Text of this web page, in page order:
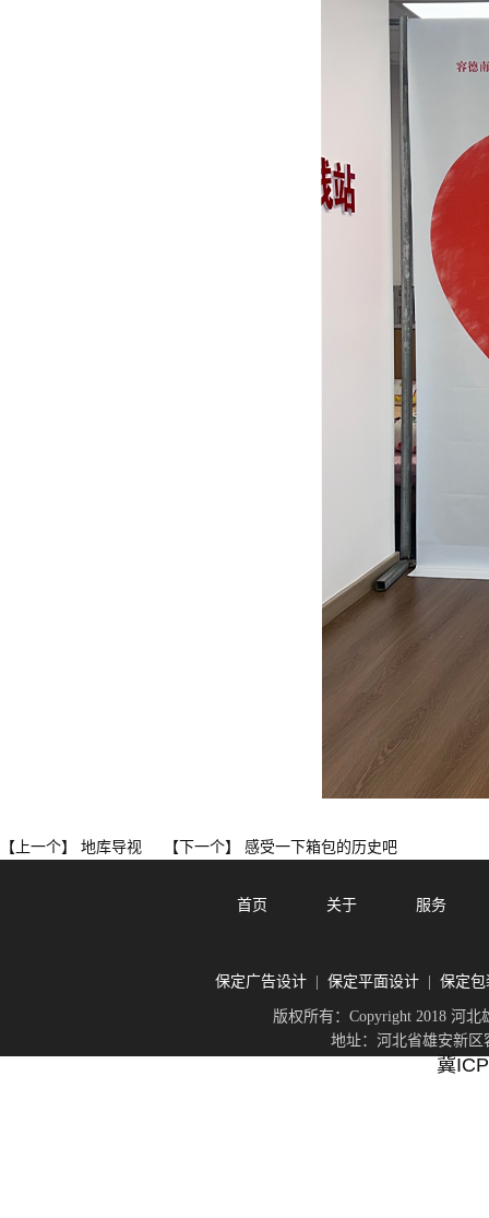
【上一个】 地库导视 【下一个】 感受一下箱包的历史吧
首页 关于 服务
保定广告设计| 保定平面设计| 保定包
版权所有：Copyright 2018 河
地址：河北省雄安新区
冀